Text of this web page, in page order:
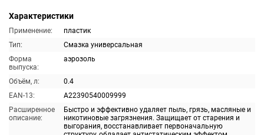
Характеристики
Применение:
пластик
Тип:
Смазка универсальная
Форма
выпуска:
аэрозоль
Объём, л:
0.4
EAN-13:
A22390540009999
Расширенное
описание:
Быстро и эффективно удаляет пыль, грязь, масляные и
никотиновые загрязнения. Защищает от старения и
выгорания, восстанавливает первоначальную